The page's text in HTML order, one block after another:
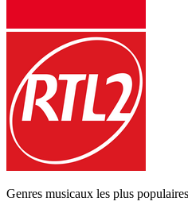
Genres musicaux les plus populaires